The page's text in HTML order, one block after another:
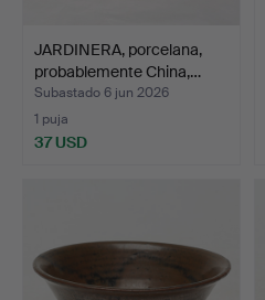
JARDINERA, porcelana,
probablemente China,…
Subastado 6 jun 2026
1 puja
37 USD